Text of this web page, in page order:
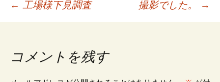
投
ナ
← 工場様下見調査 撮影でした。 →
コメントを残す